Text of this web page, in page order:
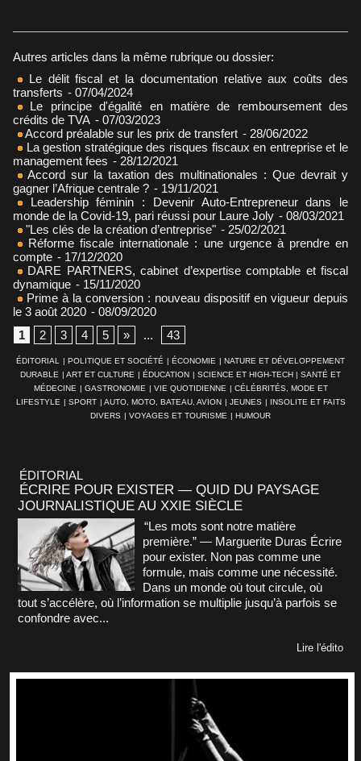
Autres articles dans la même rubrique ou dossier:
Le délit fiscal et la documentation relative aux coûts des
transferts - 07/04/2024
Le principe d'égalité en matière de remboursement des
crédits de TVA - 07/03/2023
Accord préalable sur les prix de transfert - 28/06/2022
La gestion stratégique des risques fiscaux en entreprise et le
management fees - 28/12/2021
Accord sur la taxation des multinationales : Que devrait y
gagner l’Afrique centrale ? - 19/11/2021
Leadership féminin : Devenir Auto-Entrepreneur dans le
monde de la Covid-19, pari réussi pour Laure Joly - 08/03/2021
"Les clés de la création d’entreprise" - 25/02/2021
Réforme fiscale internationale : une urgence à prendre en
compte - 17/12/2020
DARE PARTNERS, cabinet d’expertise comptable et fiscal
dynamique - 15/11/2020
Prime à la conversion : nouveau dispositif en vigueur depuis
le 3 août 2020 - 08/09/2020
1
2 3 4 5 » ... 43
ÉDITORIAL | POLITIQUE ET SOCIÉTÉ | ÉCONOMIE | NATURE ET DÉVELOPPEMENT
DURABLE | ART ET CULTURE | ÉDUCATION | SCIENCE ET HIGH-TECH | SANTÉ ET
MÉDECINE | GASTRONOMIE | VIE QUOTIDIENNE | CÉLÉBRITÉS, MODE ET
LIFESTYLE | SPORT | AUTO, MOTO, BATEAU, AVION | JEUNES | INSOLITE ET FAITS
DIVERS | VOYAGES ET TOURISME | HUMOUR
ÉDITORIAL
ÉCRIRE POUR EXISTER — QUID DU PAYSAGE
JOURNALISTIQUE AU XXIE SIÈCLE
“Les mots sont notre matière
première.” — Marguerite Duras Écrire
pour exister. Non pas comme une
formule, mais comme une nécessité.
Dans un monde où tout circule, où
tout s’accélère, où l’information se multiplie jusqu’à parfois se
confondre avec...
Lire l'édito